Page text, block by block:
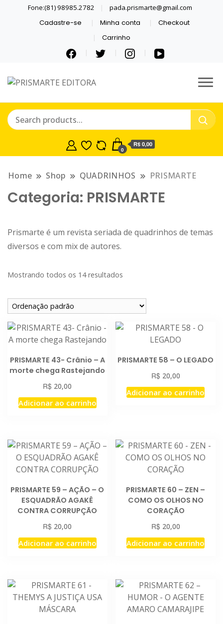
Fone:(81) 98985.2782 pada.prismarte@gmail.com
Cadastre-se Minha conta
Checkout
Carrinho
QUADRINHOS.
0
R$ 0,00
Home Shop QUADRINHOS PRISMARTE
Categoria: PRISMARTE
Prismarte é um revista seriada de quadrinhos de temas
diversos e com mix de autores.
Mostrando todos os 14 resultados
PRISMARTE 43- Crânio – A
morte chega Rastejando
R$ 20,00
Adicionar ao carrinho
PRISMARTE 58 – O LEGADO
R$ 20,00
Adicionar ao carrinho
PRISMARTE 59 – AÇÃO – O
ESQUADRÃO AGAKÊ
CONTRA CORRUPÇÃO
R$ 20,00
Adicionar ao carrinho
PRISMARTE 60 – ZEN –
COMO OS OLHOS NO
CORAÇÃO
R$ 20,00
Adicionar ao carrinho